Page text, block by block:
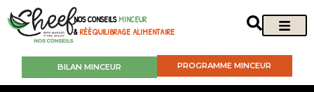
NOS CONSEILSMINCEUR
&RÉÉQUILIBRAGE ALIMENTAIRE
PROGRAMME MINCEUR
BILAN MINCEUR